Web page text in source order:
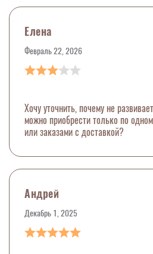
Елена
Февраль 22, 2026
Хочу уточнить, почему не
можно приобрести только по
или заказами с доставкой?
Андрей
Декабрь 1, 2025